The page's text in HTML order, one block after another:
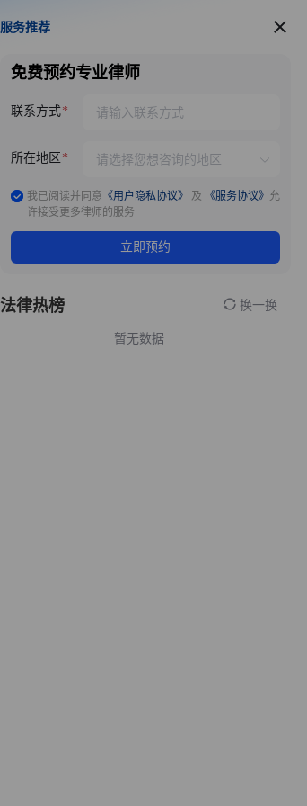
服务推荐
服务推荐
免费预约专业律师
联系方式
所在地区
我已阅读并同意 《用户隐私协议》 及 《服务协议》 允
许接受更多律师的服务
立即预约
法律热榜 换一换
暂无数据